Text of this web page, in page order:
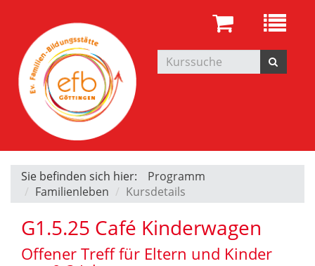
Sie befinden sich hier:
Programm
Familienleben
Kursdetails
G1.5.25 Café Kinderwagen
Offener Treff für Eltern und Kinder